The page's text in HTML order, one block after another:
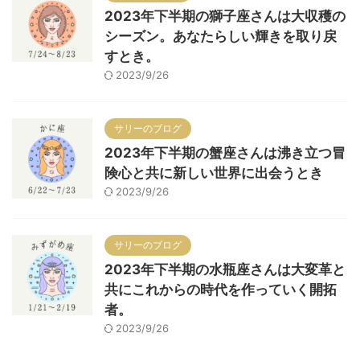
2023年下半期の獅子座さんは大収穫の
シーズン。あなたらしい輝きを取り戻
すとき。
2023/9/26
サリーのブログ
2023年下半期の蟹座さんは沸き立つ冒
険心と共に新しい世界に出会うとき
2023/9/26
サリーのブログ
2023年下半期の水瓶座さんは大変革と
共にこれからの時代を作っていく開拓
者。
2023/9/26